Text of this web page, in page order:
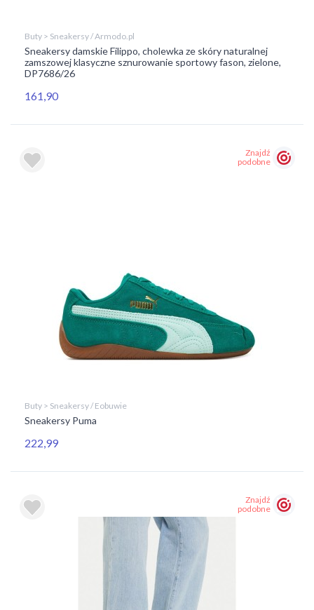
Buty > Sneakersy / Armodo.pl
Sneakersy damskie Filippo, cholewka ze skóry naturalnej
zamszowej klasyczne sznurowanie sportowy fason, zielone,
DP7686/26
161,90
Znajdź
podobne
Buty > Sneakersy / Eobuwie
Sneakersy Puma
222,99
Znajdź
podobne